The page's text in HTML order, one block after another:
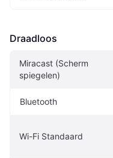
Draadloos
Miracast (Scherm
spiegelen)
Bluetooth
Wi-Fi Standaard